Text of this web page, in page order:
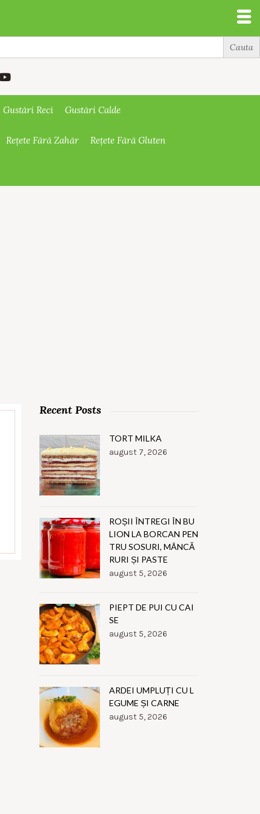
Gustări Reci Gustări Calde
Rețete Fără Zahăr Rețete Fără Gluten
Recent Posts
TORT MILKA
august 7, 2026
ROȘII ÎNTREGI ÎN BU
LION LA BORCAN PEN
TRU SOSURI, MÂNCĂ
RURI ȘI PASTE
august 5, 2026
PIEPT DE PUI CU CAI
SE
august 5, 2026
ARDEI UMPLUȚI CU L
EGUME ȘI CARNE
august 5, 2026